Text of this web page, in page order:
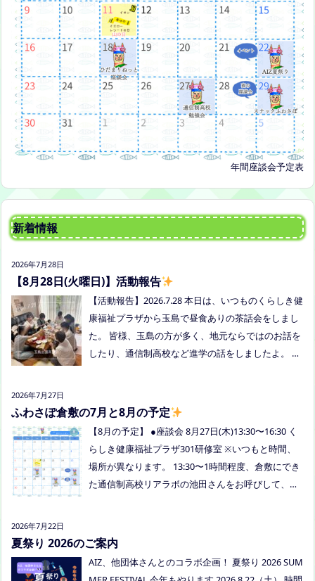
年間座談会予定表
新着情報
2026年7月28日
【8月28日(火曜日)】活動報告
【活動報告】2026.7.28 本日は、いつものくらしき健
康福祉プラザから玉島で昼食ありの茶話会をしまし
た。 皆様、玉島の方が多く、地元ならではのお話を
したり、通信制高校など進学の話をしましたよ。 通
ていただく予定にしていますので、ご興味のある方
2026年7月27日
ふわさぽ倉敷の7月と8月の予定
【8月の予定】 ●座談会 8月27日(木)13:30〜16:30 く
らしき健康福祉プラザ301研修室 ※いつもと時間、
場所が異なります。 13:30〜1時間程度、倉敷にでき
た通信制高校リアラボの池田さんをお呼びして、通
でお知らせください。 ●スナックふわさぽ(夜のごは
2026年7月22日
夏祭り 2026のご案内
AIZ、他団体さんとのコラボ企画！ 夏祭り 2026 SUM